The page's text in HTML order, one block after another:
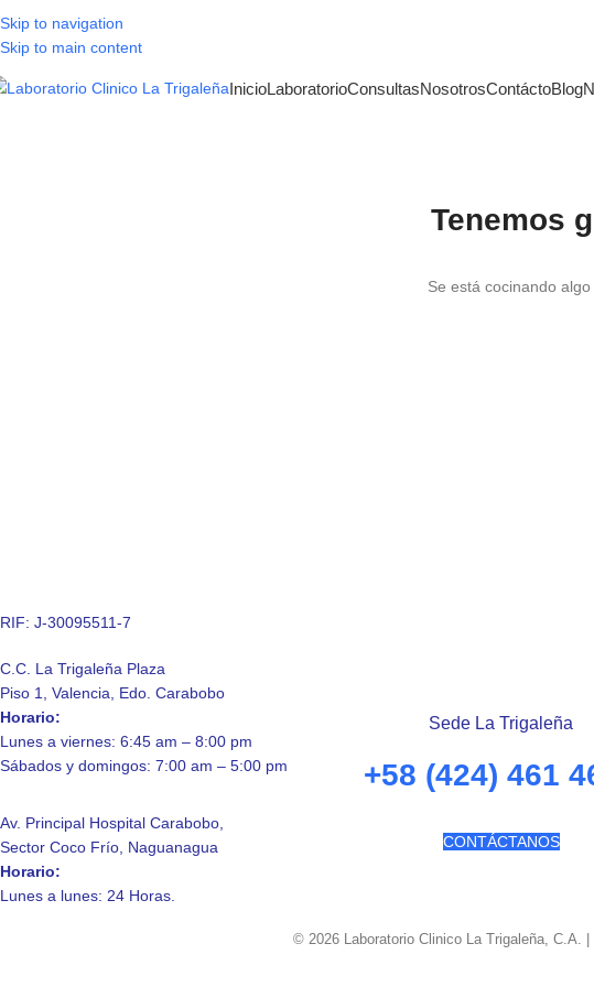
Skip to navigation
Skip to main content
InicioLaboratorioConsultasNosotrosContáctoBlog
Tenemos
Se está cocinando
RIF: J-30095511-7
C.C. La Trigaleña Plaza
Piso 1, Valencia, Edo. Carabobo
Horario:
Lunes a viernes: 6:45 am – 8:00 pm
Sábados y domingos: 7:00 am – 5:00 pm
Av. Principal Hospital Carabobo,
Sector Coco Frío, Naguanagua
Horario:
Lunes a lunes: 24 Horas.
Sede La Trigaleña
+58 (424) 461
CONTÁCTANOS
© 2026 Laboratorio Clinico La Trigaleña, C.A.